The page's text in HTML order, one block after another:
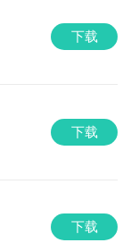
下载
下载
下载